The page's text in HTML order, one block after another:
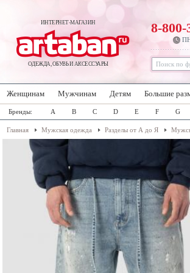
ИНТЕРНЕТ-МАГАЗИН
ОДЕЖДА, ОБУВЬ И АКСЕССУАРЫ
8-800-
Женщинам Мужчинам Детям Большие
Бренды: A B C D E F G
Главная Мужская одежда Разделы от А до Я